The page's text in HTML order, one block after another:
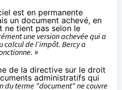
est en permanente
un document achevé, en
ne tient pas selon le
une version achevée qui a
calcul de l’impôt. Bercy a
»
de la directive sur le droit
administratifs qui
du terme "document" ne couvre